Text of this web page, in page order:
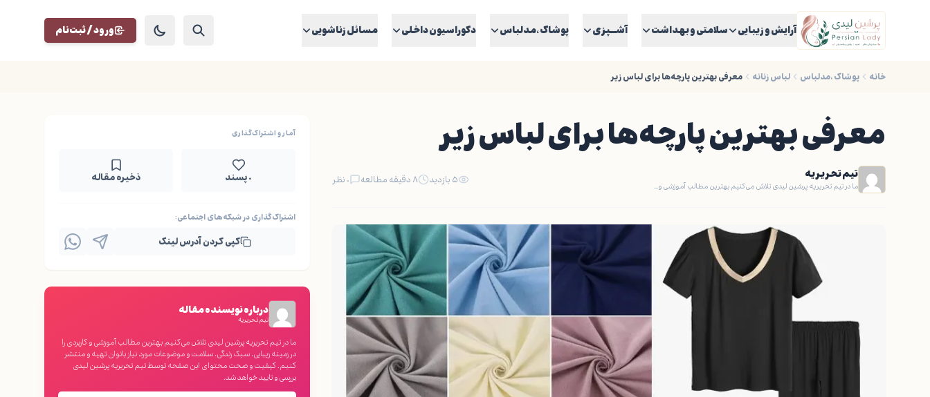
آرایش و زیبایی سلامتی و بهداشت آشــپزی پوشاک ،مدلباس دکوراسیون داخلی مسائل زناشویی ورود / ثبت‌نام
خانه پوشاک ،مدلباس لباس زنانه معرفی بهترین پارچه‌ها برای لباس زیر
معرفی بهترین پارچه‌ها برای لباس زیر
تیم تحریریه
ما در تیم تحریریه پرشین لیدی تلاش می‌کنیم بهترین مطالب آموزشی و… ۵ بازدید ۸ دقیقه مطالعه ۰ نظر
آمار و اشتراک‌گذاری
۰ پسند ذخیره مقاله
اشتراک‌گذاری در شبکه‌های اجتماعی:
کپی کردن آدرس لینک
درباره نویسنده مقاله
تیم تحریریه
ما در تیم تحریریه پرشین لیدی تلاش می‌کنیم بهترین مطالب آموزشی و کاربردی را
در زمینه زیبایی، سبک زندگی، سلامت و موضوعات مورد نیاز بانوان تهیه و منتشر
کنیم. کیفیت و صحت محتوای این صفحه توسط تیم تحریریه پرشین لیدی
بررسی و تایید خواهد شد.